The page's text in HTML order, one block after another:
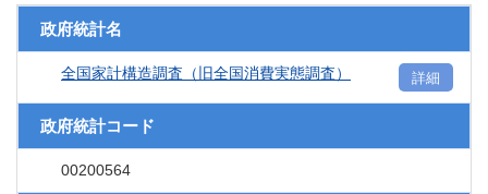
政府統計名
全国家計構造調査（旧全国消費実態調査） 詳細
政府統計コード
00200564